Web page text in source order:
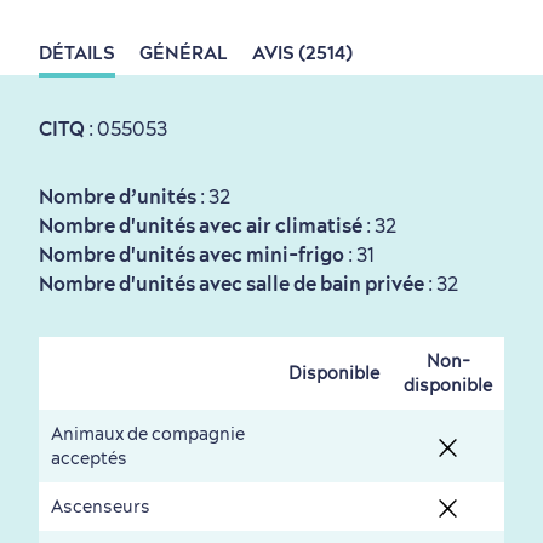
Tourisme responsable
Événements
Rabais hôtels
Compensation carbone
DÉTAILS GÉNÉRAL AVIS (2514)
CITQ : 055053
Nombre d’unités : 32
Nombre d'unités avec air climatisé : 32
Nombre d'unités avec mini-frigo : 31
Nombre d'unités avec salle de bain privée : 32
Disponible
Non-
disponible
Animaux de compagnie
acceptés
Ascenseurs